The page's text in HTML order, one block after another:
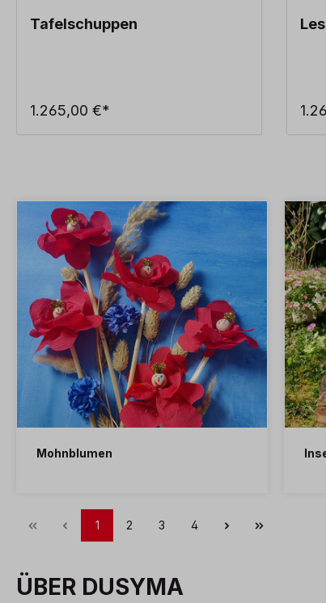
Tafelschuppen
1.265,00 €*
Mohnblumen
1 2 3 4
ÜBER DUSYMA